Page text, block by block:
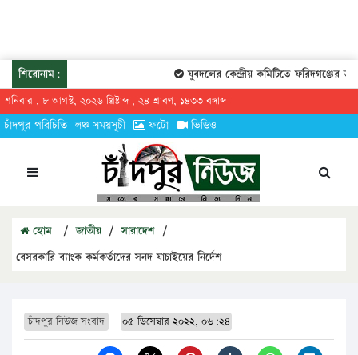
শিরোনাম: যুবদলের কেন্দ্রীয় কমিটিতে ফরিদগঞ্জের তারেকুর
শনিবার , ৮ আগস্ট, ২০২৬ খ্রিষ্টাব্দ , ২৪ শ্রাবণ, ১৪৩৩ বঙ্গাব্দ
চাঁদপুর পরিচিতি লঞ্চ সময়সূচী ফটো ভিডিও
হোম / জাতীয় / সারাদেশ /
বেসরকারি ব্যাংক কর্মকর্তাদের সনদ যাচাইয়ের নির্দেশ
চাঁদপুর নিউজ সংবাদ ০৫ ডিসেম্বার ২০২২, ০৬:২৪